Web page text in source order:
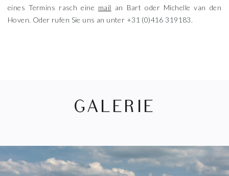
eines Termins rasch eine mail an Bart oder Michelle van den
Hoven. Oder rufen Sie uns an unter +31 (0)416 319183.
GALERIE